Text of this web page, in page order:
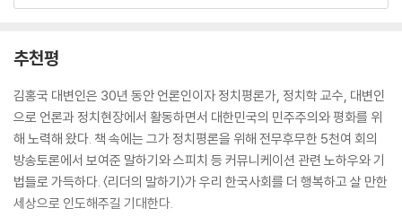
듣기에 좋은 소리가 성공을 좌우한다 _196
방송토론에서 우위에 서기 _201
방송에서의 바른 어법은 필수다 _206
방송 토론에서는 적시에 반격해야 한다 _209
칭찬을 하면 고래도 춤춘다 _212
주어진 시간 내에 내 생각을 정확하게 전개한다 _216
8부_ 현장에서 말하기의 성공법칙
각층의 지도자나 리더는 모두가 뛰어난 자신만의 언변과 소통능력을 갖고
있었다. 김영삼, 노무현, 문재인, 이재명 등 대한민국을 대표하는 정치 지
도자들은 모두가 탁월한 시대정신과 민주주의에 대한 헌신, 대중과 소통하
는 커뮤니케이션 능력을 보여줬다. 기자회견장에서 이들과 질의응답을 하
는 시간에는 단 한마디의 언어도, 쉼표도, 잠시의 미소와 다양한 표정 및 제
스처 모두가 살아 있는 교과서와 같은 역할을 했다. 그래서 저자 역시 스스
로 말을 많이 하고 잘하는 스타일은 아니지만, 늘 책을 읽고 대화하면서 해
추천평
김홍국 대변인은 30년 동안 언론인이자 정치평론가, 정치학 교수, 대변인
으로 언론과 정치현장에서 활동하면서 대한민국의 민주주의와 평화를 위
해 노력해 왔다. 책 속에는 그가 정치평론을 위해 전무후무한 5천여 회의
방송토론에서 보여준 말하기와 스피치 등 커뮤니케이션 관련 노하우와 기
법들로 가득하다. 〈리더의 말하기〉가 우리 한국사회를 더 행복하고 살 만한
세상으로 인도해주길 기대한다.